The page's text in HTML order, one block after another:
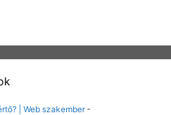
| Web szakember-